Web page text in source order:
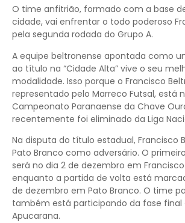
O time anfitrião, formado com a base
cidade, vai enfrentar o todo poderoso
pela segunda rodada do Grupo A.
A equipe beltronense apontada como
ao título na “Cidade Alta” vive o seu
modalidade. Isso porque o Francisco
representado pelo Marreco Futsal, está
Campeonato Paranaense da Chave
recentemente foi eliminado da Liga
Na disputa do título estadual, Francisco
Pato Branco como adversário. O
será no dia 2 de dezembro em
enquanto a partida de volta está
de dezembro em Pato Branco. O time
também está participando da fase final
Apucarana.